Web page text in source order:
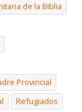
de la Biblia
Provincial
Refugiados